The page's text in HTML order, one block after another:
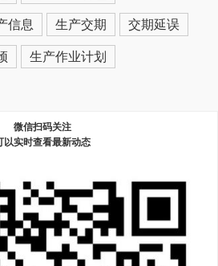
信息 生产交期 交期延误
生产作业计划
微信扫码关注
以实时查看最新动态